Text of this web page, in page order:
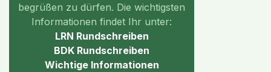
begrüßen zu dürfen. Die wichtigsten
Informationen findet Ihr unter:
LRN Rundschreiben
BDK Rundschreiben
Wichtige Informationen